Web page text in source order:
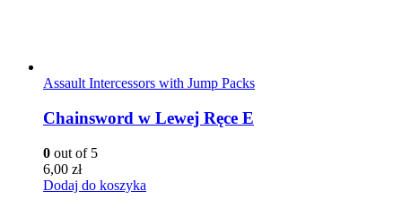
Assault Intercessors with Jump Packs
Chainsword w Lewej Ręce E
0 out of 5
6,00 zł
Dodaj do koszyka